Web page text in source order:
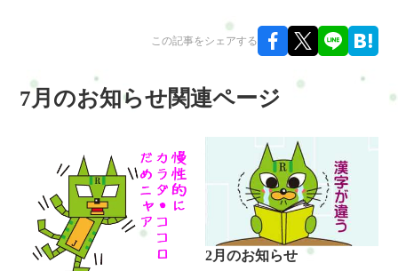
この記事をシェアする
7月のお知らせ関連ページ
2月のお知らせ